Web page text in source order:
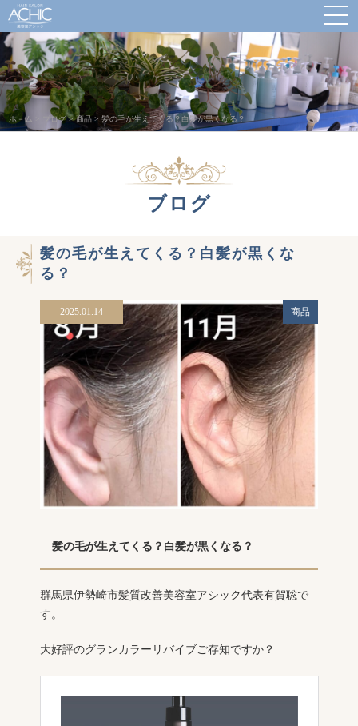
ホ－ム ブログ>商品 >髪の毛が生えてくる？白髪が黒くなる？
ブログ
髪の毛が生えてくる？白髪が黒くな
る？
2025.01.14 商品
髪の毛が生えてくる？白髪が黒くなる？
群馬県伊勢崎市髪質改善美容室アシック代表有賀聡で
す。
大好評のグランカラーリバイブご存知ですか？